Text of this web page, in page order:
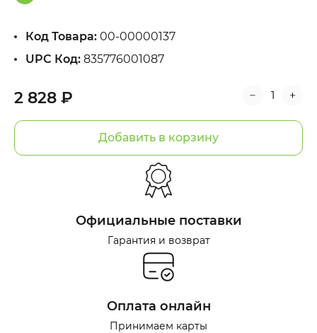
2 828 ₽
Добавить в корзину
Код Товара: 00-00000137
UPC Код: 835776001087
Официальные поставки
Гарантия и возврат
Оплата онлайн
Принимаем карты